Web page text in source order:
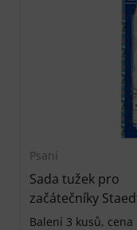
Psaní
Sada tužek pro
začátečníky
Balení 3 kusů, cena